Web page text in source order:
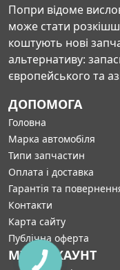
Попри відоме
може стати
коштують нові
альтернативу:
європейського та
ДОПОМОГА
Головна
Марка автомобіля
Типи запчастин
Оплата і доставка
Гарантія та
Контакти
Карта сайту
Публічна оферта
МІЙ АККАУНТ